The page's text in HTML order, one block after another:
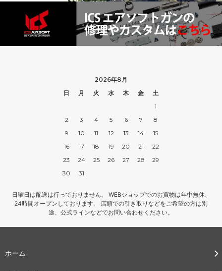
2026年8月
日
月 火 水 木 金
土
1
2
3 4 5 6 7
8
9
10 11 12 13 14
15
16
17 18 19 20 21
22
23
24 25 26 27 28
29
30
31
日曜日は配送は行っておりません。 WEBショップでのお買物は年中無休、
24時間オープンしております。 店頭での引き取りなどをご希望の方は別
途、公式ラインなどでお問い合わせください。
ホーム